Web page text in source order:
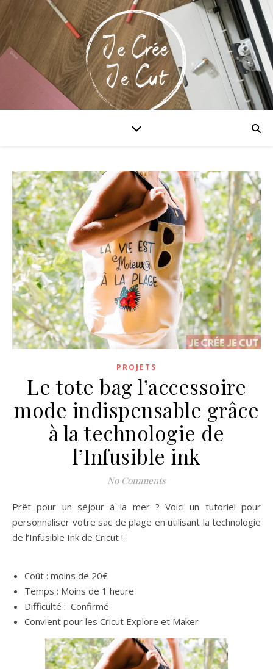
PROJETS
Le tote bag l’accessoire
mode indispensable grâce
à la technologie de
l’Infusible ink
No Comments
Prêt pour un séjour à la mer ? Voici un tutoriel pour
personnaliser votre sac de plage en utilisant la technologie
de l’Infusible Ink de Cricut !
Coût : moins de 20€
Temps : Moins de 1 heure
Difficulté : Confirmé
Convient pour les Cricut Explore et Maker